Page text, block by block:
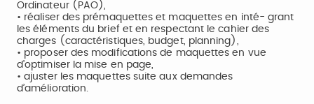
Ordinateur (PAO),
• réaliser des prémaquettes et maquettes en inté- grant
les éléments du brief et en respectant le cahier des
charges (caractéristiques, budget, planning),
• proposer des modifications de maquettes en vue
d’optimiser la mise en page,
• ajuster les maquettes suite aux demandes
d’amélioration.